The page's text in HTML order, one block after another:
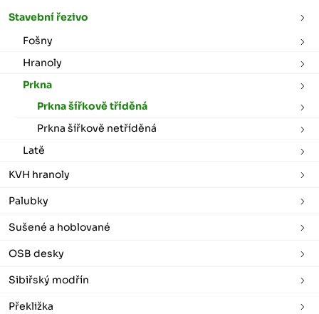
Stavební řezivo
Fošny
Hranoly
Prkna
Prkna šířkově tříděná
Prkna šířkově netříděná
Latě
KVH hranoly
Palubky
Sušené a hoblované
OSB desky
Sibiřský modřín
Překližka